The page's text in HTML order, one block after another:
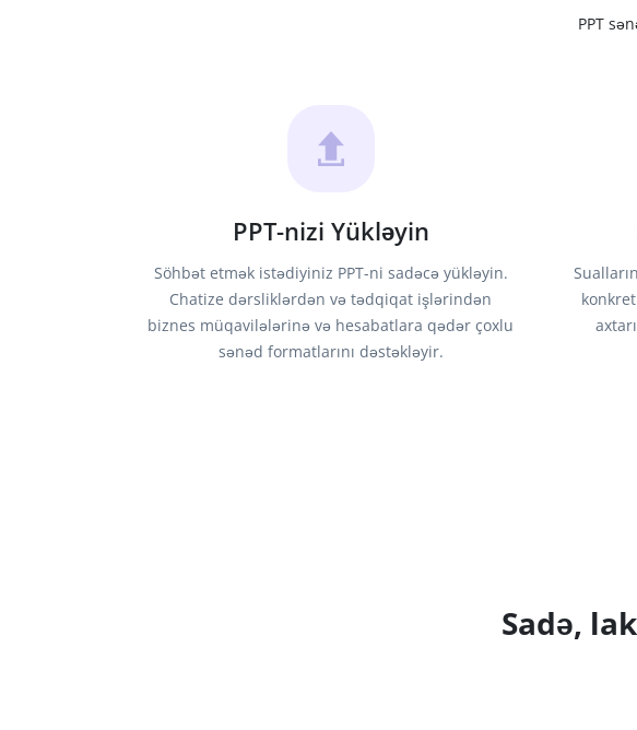
PPT
PPT-nizi Yükləyin
Söhbət etmək istədiyiniz PPT-ni sadəcə yükləyin.
Chatize dərsliklərdən və tədqiqat işlərindən
biznes müqavilələrinə və hesabatlara qədər çoxlu
sənəd formatlarını dəstəkləyir.
Sadə,